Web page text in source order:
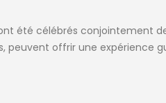
été célébrés conjointement
peuvent offrir une expérience